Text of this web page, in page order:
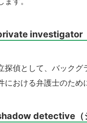
investigator（
探偵として、バックグ
における弁護士のため
detective（